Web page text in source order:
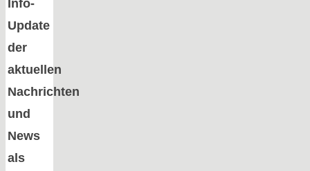
Info-
Update
der
aktuellen
Nachrichten
und
News
als